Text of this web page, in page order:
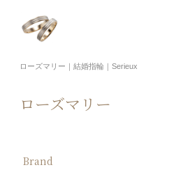
ローズマリー｜結婚指輪｜Serieux
ローズマリー
Brand